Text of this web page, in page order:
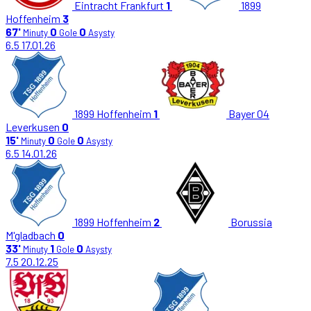
Eintracht Frankfurt 1
1899
Hoffenheim 3
67' Minuty 0 Gole 0 Asysty
6.5 17.01.26
1899 Hoffenheim 1
Bayer 04
Leverkusen 0
15' Minuty 0 Gole 0 Asysty
6.5 14.01.26
1899 Hoffenheim 2
Borussia
M'gladbach 0
33' Minuty 1 Gole 0 Asysty
7.5 20.12.25